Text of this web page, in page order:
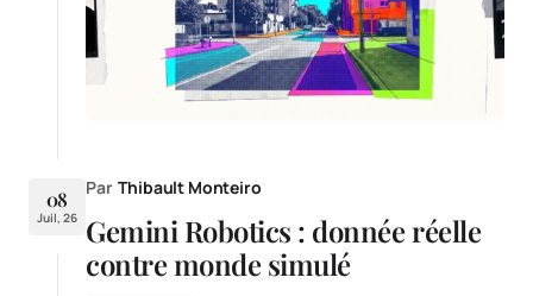
08
Juil, 26
Par Thibault Monteiro
Gemini Robotics : donnée réelle
contre monde simulé